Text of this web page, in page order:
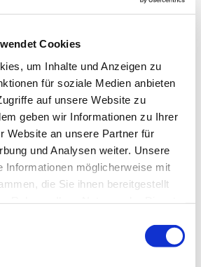
Cookies
um Inhalte und Anzeigen zu
für soziale Medien anbieten
auf unsere Website zu
geben wir Informationen zu Ihrer
Website an unsere Partner für
und Analysen weiter. Unsere
Informationen möglicherweise mit
die Sie ihnen bereitgestellt
Sie auch